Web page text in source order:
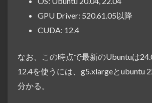
GPU Driver: 520.61.05以降
CUDA: 12.4
なお、この時点で最新のUbuntuは
12.4を使うには、g5.xlargeとubuntu
分かる。